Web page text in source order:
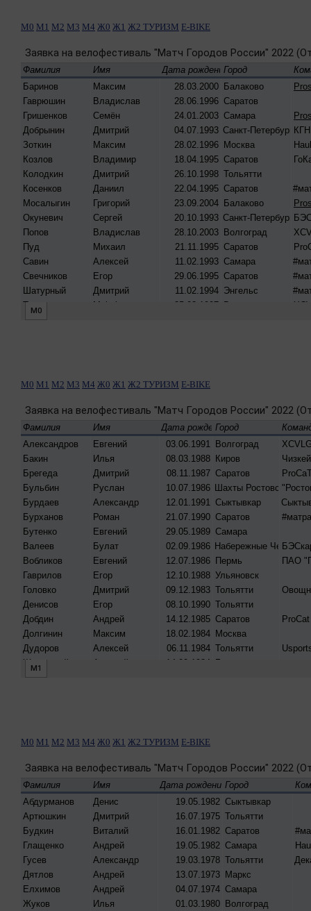
М0 М1 М2 М3 М4 Ж0 Ж1 Ж2 ТУРИЗМ E-BIKE
М0 М1 М2 М3 М4 Ж0 Ж1 Ж2 ТУРИЗМ E-BIKE
М0 М1 М2 М3 М4 Ж0 Ж1 Ж2 ТУРИЗМ E-BIKE